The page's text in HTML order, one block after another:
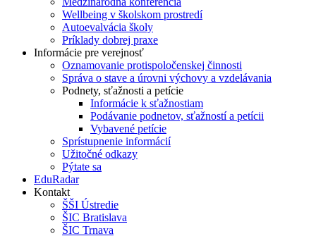
Wellbeing v školskom prostredí
Autoevalvácia školy
Príklady dobrej praxe
Informácie pre verejnosť
Oznamovanie protispoločenskej činnosti
Správa o stave a úrovni výchovy a vzdelávania
Podnety, sťažnosti a petície
Informácie k sťažnostiam
Podávanie podnetov, sťažností a petícii
Vybavené petície
Sprístupnenie informácií
Užitočné odkazy
Pýtate sa
EduRadar
Kontakt
ŠŠI Ústredie
ŠIC Bratislava
ŠIC Trnava